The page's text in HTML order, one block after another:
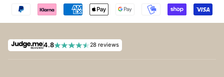
4.8 28 reviews